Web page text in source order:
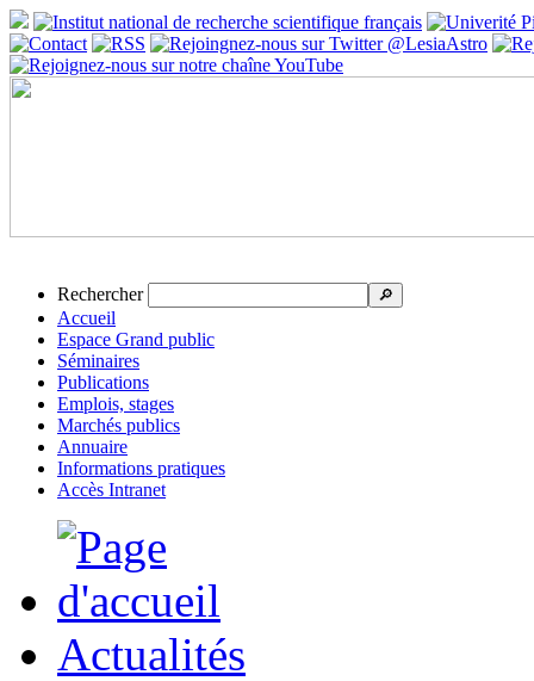
Rechercher 🔎
Accueil
Espace Grand public
Séminaires
Publications
Emplois, stages
Marchés publics
Annuaire
Informations pratiques
Accès Intranet
Actualités